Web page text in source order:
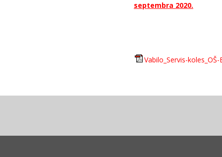
septembra 2020.
Vabilo_Servis-